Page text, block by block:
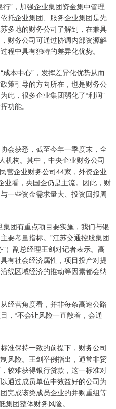
”，加强企业集团资金集中管理
托企业集团、服务企业集团是先
多地的财务公司了解到，在兼具
财务公司可通过协调内部资源解
程中具有独特的差异化优势。
本中心”，发挥差异化优势从而
策引导的方向所在，也是财务公
此，很多企业集团弱化了“利润”
功能。
获悉，截至今年一季度末，全
机构。其中，中央企业财务公司
营企业财务公司44家，外资企业
业看，央国企仍是主流。因此，财
一些资金需求量大、投资回报周
团有重点项目要实施，我们与银
要考量指标。”江苏交通控股集团
）副总经理王剑对记者表示。高
有社会经济属性，项目投产对提
线区域经济的推动等因素都会纳
营角度看，并非每条高速公路
，“不会让风险一直敞着，会通
保持一致的前提下，财务公司
风险。王剑举例指出，通常非贸
较难获得银行贷款，这一标准对
通过成员单位中效益好的公司为
完成该类成员企业的并购重组等
集团整体财务风险。